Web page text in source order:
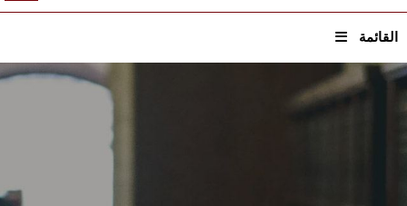
القائمة
القطاعـات